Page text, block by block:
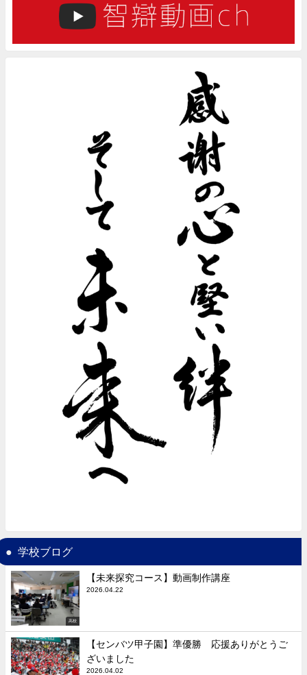
学校ブログ
高校
【未来探究コース】動画制作講座
2026.04.22
【センバツ甲子園】準優勝 応援ありがとうご
ざいました
2026.04.02